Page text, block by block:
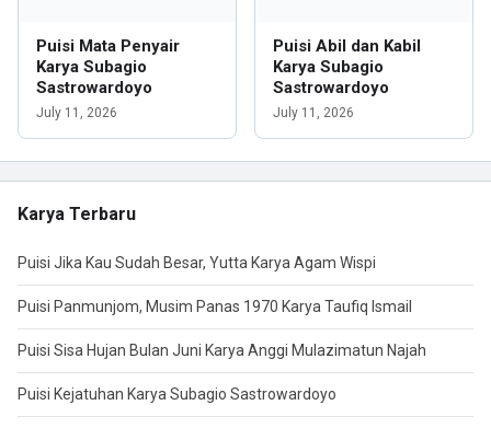
Puisi Mata Penyair
Karya Subagio
Sastrowardoyo
July 11, 2026
Puisi Abil dan Kabil
Karya Subagio
Sastrowardoyo
July 11, 2026
Karya Terbaru
Puisi Jika Kau Sudah Besar, Yutta Karya Agam Wispi
Puisi Panmunjom, Musim Panas 1970 Karya Taufiq Ismail
Puisi Sisa Hujan Bulan Juni Karya Anggi Mulazimatun Najah
Puisi Kejatuhan Karya Subagio Sastrowardoyo